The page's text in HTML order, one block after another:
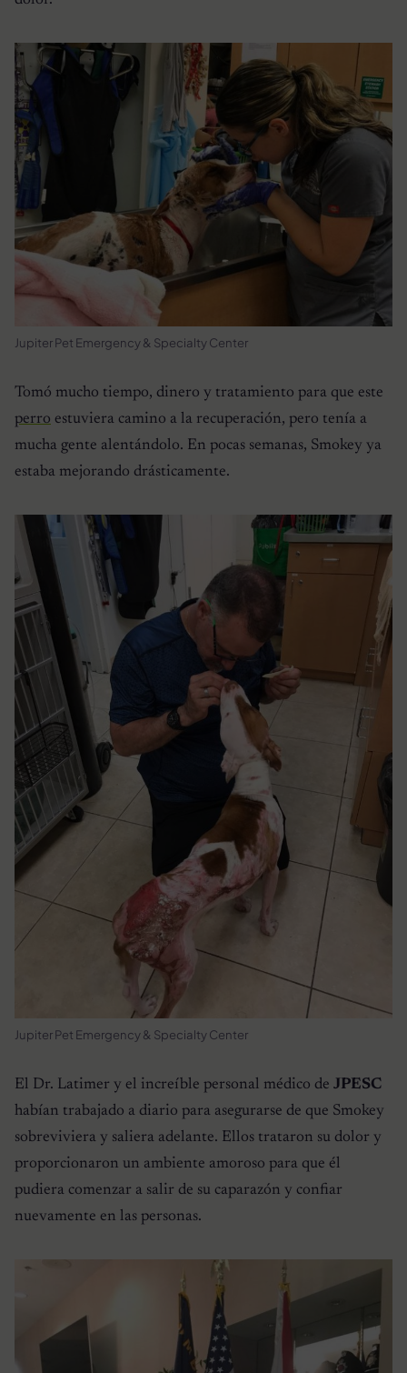
Jupiter Pet Emergency & Specialty Center
Tomó mucho tiempo, dinero y tratamiento para que este
perro estuviera camino a la recuperación, pero tenía a
mucha gente alentándolo. En pocas semanas, Smokey ya
estaba mejorando drásticamente.
Jupiter Pet Emergency & Specialty Center
El Dr. Latimer y el increíble personal médico de JPESC
habían trabajado a diario para asegurarse de que Smokey
sobreviviera y saliera adelante. Ellos trataron su dolor y
proporcionaron un ambiente amoroso para que él
pudiera comenzar a salir de su caparazón y confiar
nuevamente en las personas.